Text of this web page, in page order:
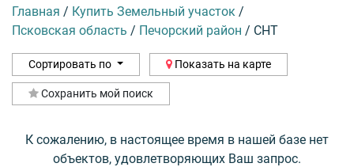
Главная / Купить Земельный участок /
Псковская область / Печорский район / СНТ
Сортировать по Показать на карте
Сохранить мой поиск
К сожалению, в настоящее время в нашей базе нет
объектов, удовлетворяющих Ваш запрос.